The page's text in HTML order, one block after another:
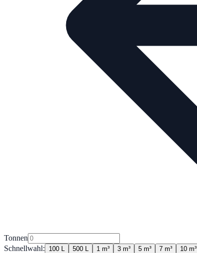
Tonnen
Schnellwahl:
100 L 500 L 1 m³ 3 m³ 5 m³ 7 m³ 10 m³